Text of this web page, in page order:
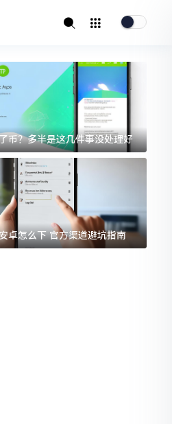
币？多半是这几件事没处理好
卓怎么下 官方渠道避坑指南